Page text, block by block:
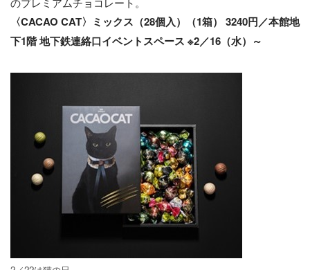
〈CACAO CAT〉ミックス（28個入）（1箱） 3240円／本館地
下1階 地下鉄連絡口イベントスペース ※2／16（水）～